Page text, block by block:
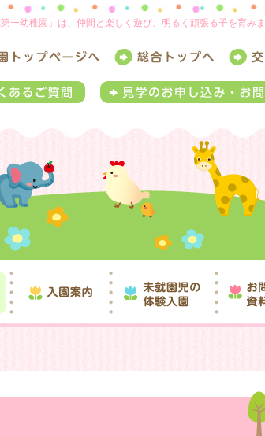
幼稚園」は、仲間と楽しく遊び、明るく頑張る子を育みま